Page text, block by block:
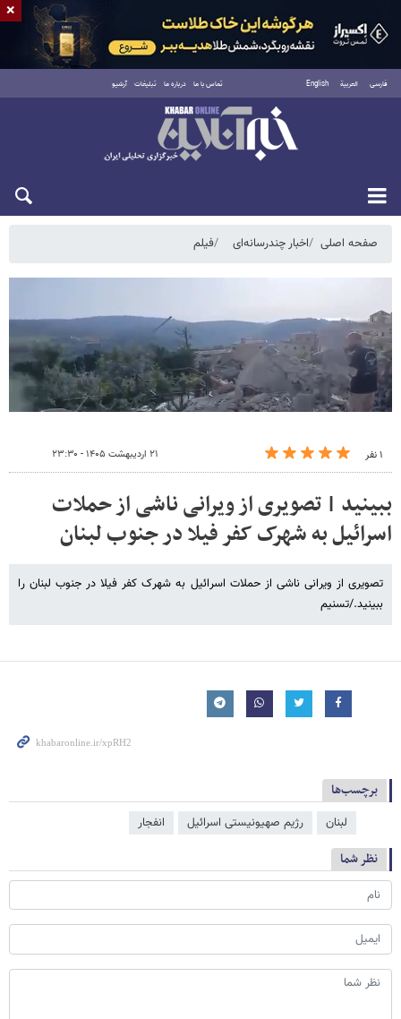
فارسی العربية English تماس با ما درباره ما تبلیغات آرشیو
شنبه ۱۷ مرداد ۱۴۰۵
صفحه اصلی اخبار چندرسانه‌ای فیلم
۱ نفر ۲۱ اردیبهشت ۱۴۰۵ - ۲۳:۳۰
ببینید | تصویری از ویرانی ناشی از حملات
اسرائیل به شهرک کفر فیلا در جنوب لبنان
تصویری از ویرانی ناشی از حملات اسرائیل به شهرک کفر فیلا در جنوب لبنان را
ببینید./تسنیم
برچسب‌ها
لبنان رژیم صهیونیستی اسرائیل انفجار
نظر شما
×